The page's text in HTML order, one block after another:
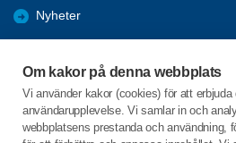
Om kakor på denna webbplats
Vi använder kakor (cookies) för att
användarupplevelse. Vi samlar in och
webbplatsens prestanda och användning,
Nyheter
Förmåner
Aktuell information